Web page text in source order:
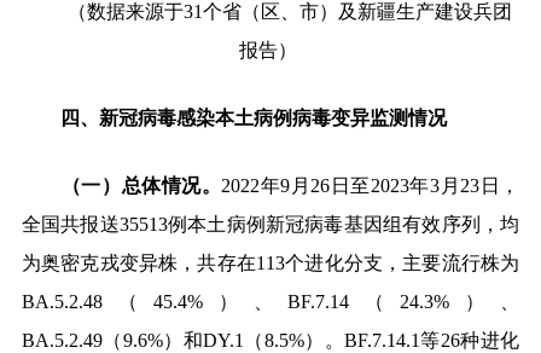
（数据来源于31个省（区、市）及新疆生产建设兵团
报告）
四、新冠病毒感染本土病例病毒变异监测情况
（一）总体情况。 2022年9 月 26 日至2023年3 月 23 日，
全国共报送35513例本土病例新冠病毒基因组有效序列，均
为奥密克戎变异株，共存在113个进化分支，主要流行株为
BA.5.2.48（ 45.4%）、BF.7.14 （ 24.3% ）、
BA.5.2.49（9.6%）和DY.1 （8.5%）。BF.7.14.1等26种进化